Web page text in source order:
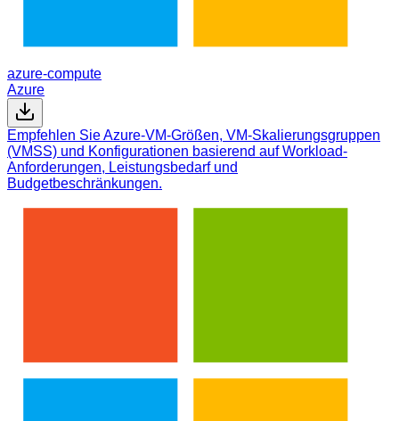
azure-compute
Azure
Empfehlen Sie Azure-VM-Größen, VM-Skalierungsgruppen
(VMSS) und Konfigurationen basierend auf Workload-
Anforderungen, Leistungsbedarf und
Budgetbeschränkungen.